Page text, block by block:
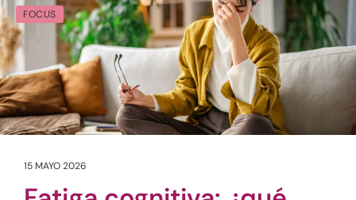
FOCUS
15 MAYO 2026